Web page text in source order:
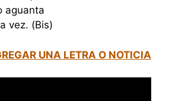
aguanta
vez. (Bis)
UNA LETRA O NOTICIA